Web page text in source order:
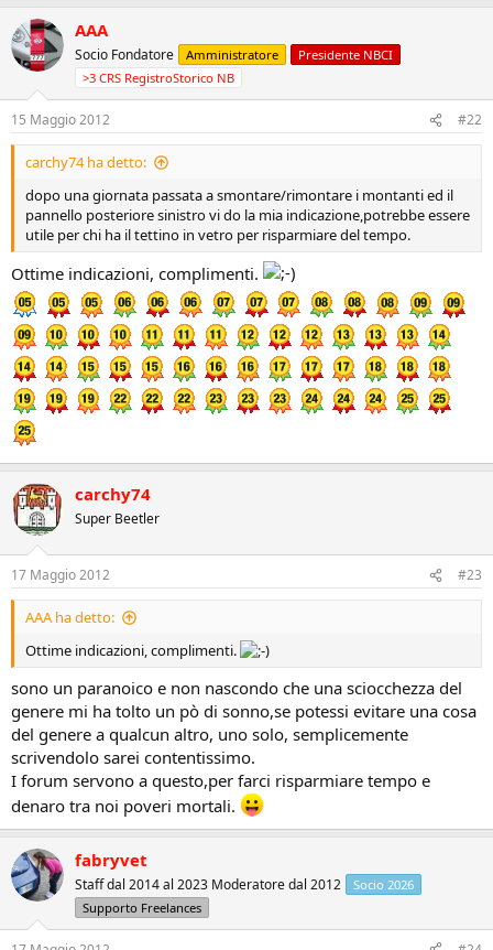
AAA
Socio Fondatore Amministratore
Presidente NBCI
>3 CRS RegistroStorico NB
15 Maggio 2012 #22
carchy74 ha detto:
dopo una giornata passata a smontare/rimontare i montanti ed il
pannello posteriore sinistro vi do la mia indicazione,potrebbe essere
utile per chi ha il tettino in vetro per risparmiare del tempo.
Ottime indicazioni, complimenti.
carchy74
Super Beetler
17 Maggio 2012 #23
AAA ha detto:
Ottime indicazioni, complimenti.
sono un paranoico e non nascondo che una sciocchezza del
genere mi ha tolto un pò di sonno,se potessi evitare una cosa
del genere a qualcun altro, uno solo, semplicemente
scrivendolo sarei contentissimo.
I forum servono a questo,per farci risparmiare tempo e
denaro tra noi poveri mortali.
fabryvet
Staff dal 2014 al 2023 Moderatore dal 2012
Socio 2026
Supporto Freelances